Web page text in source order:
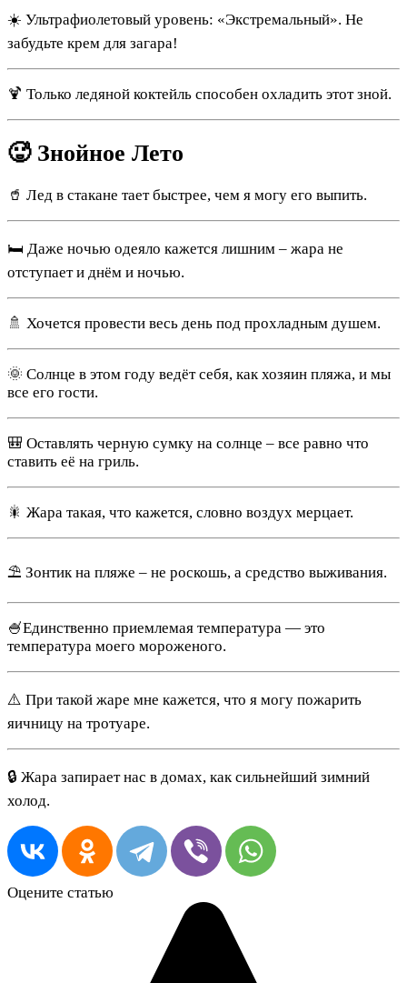
☀️ Ультрафиолетовый уровень: «Экстремальный». Не
забудьте крем для загара!
🍹 Только ледяной коктейль способен охладить этот зной.
🥵 Знойное Лето
🥤 Лед в стакане тает быстрее, чем я могу его выпить.
🛏️ Даже ночью одеяло кажется лишним – жара не
отступает и днём и ночью.
🚿 Хочется провести весь день под прохладным душем.
🌞 Солнце в этом году ведёт себя, как хозяин пляжа, и мы
все его гости.
🎒 Оставлять черную сумку на солнце – все равно что
ставить её на гриль.
🎇 Жара такая, что кажется, словно воздух мерцает.
⛱️ Зонтик на пляже – не роскошь, а средство выживания.
🍧Единственно приемлемая температура — это
температура моего мороженого.
⚠️ При такой жаре мне кажется, что я могу пожарить
яичницу на тротуаре.
🔒 Жара запирает нас в домах, как сильнейший зимний
холод.
Оцените статью